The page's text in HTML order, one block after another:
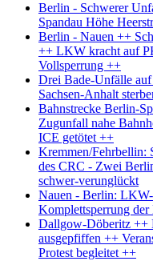
Berlin - Schwerer
Spandau Höhe
Berlin - Nauen ++
++ LKW kracht auf
Vollsperrung ++
Drei Bade-Unfälle
Sachsen-Anhalt
Bahnstrecke Berlin-
Zugunfall nahe
ICE getötet ++
Kremmen/Fehrbellin:
des CRC - Zwei
schwer-verunglückt
Nauen - Berlin:
Komplettsperrung
Dallgow-Döberitz ++
ausgepfiffen ++
Protest begleitet ++